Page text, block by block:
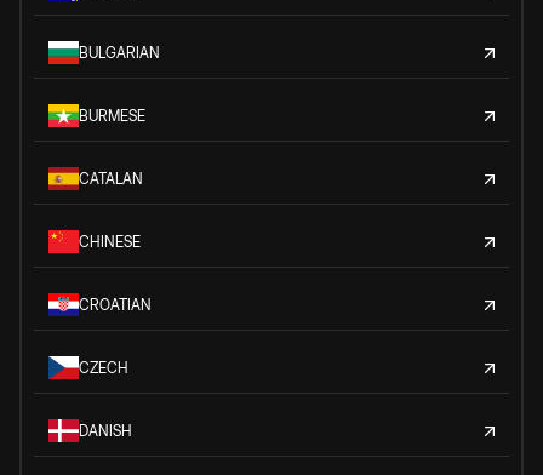
BULGARIAN
BURMESE
CATALAN
CHINESE
CROATIAN
CZECH
DANISH